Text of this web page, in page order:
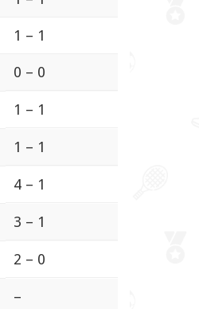
1 – 1
0 – 0
1 – 1
1 – 1
4 – 1
3 – 1
2 – 0
–